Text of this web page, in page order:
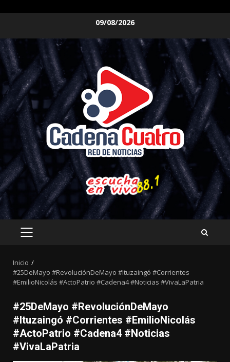
contenido
09/08/2026
MENÚ
Inicio
#25DeMayo #RevoluciónDeMayo #Ituzaingó #Corrientes
#EmilioNicolás #ActoPatrio #Cadena4 #Noticias #VivaLaPatria
#25DeMayo #RevoluciónDeMayo
#Ituzaingó #Corrientes #EmilioNicolás
#ActoPatrio #Cadena4 #Noticias
#VivaLaPatria